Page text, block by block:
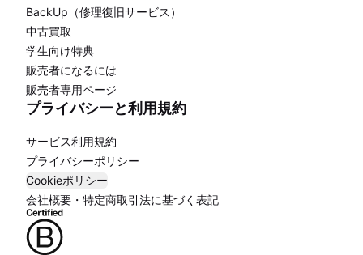
BackUp（修理復旧サービス）
中古買取
学生向け特典
販売者になるには
販売者専用ページ
プライバシーと利用規約
サービス利用規約
プライバシーポリシー
Cookieポリシー
会社概要・特定商取引法に基づく表記